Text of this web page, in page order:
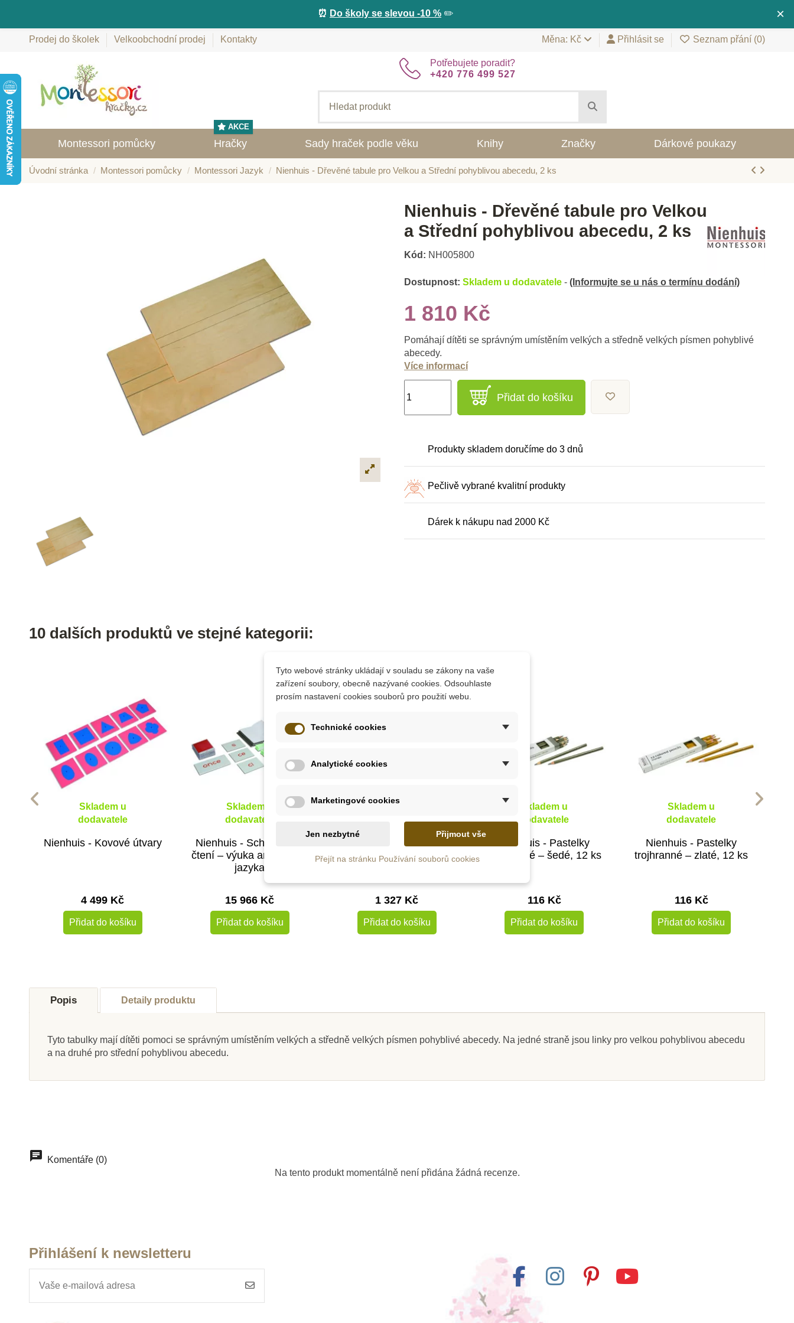
×
⏰ Do školy se slevou -10 % ✏️
Prodej do školek Velkoobchodní prodej Kontakty Měna: Kč Přihlásit se Seznam přání (0)
Potřebujete poradit?
+420 776 499 527
Montessori pomůcky Hračky
AKCE
Sady hraček podle věku Knihy Značky Dárkové poukazy
Úvodní stránka Montessori pomůcky Montessori Jazyk Nienhuis - Dřevěné tabule pro Velkou a Střední pohyblivou abecedu, 2 ks
Nienhuis - Dřevěné tabule pro Velkou
a Střední pohyblivou abecedu, 2 ks
Kód: NH005800
Dostupnost: Skladem u dodavatele - (Informujte se u nás o termínu dodání)
1 810 Kč
Pomáhají dítěti se správným umístěním velkých a středně velkých písmen pohyblivé
abecedy.
Více informací
Přidat do košíku
Produkty skladem doručíme do 3 dnů
Pečlivě vybrané kvalitní produkty
Dárek k nákupu nad 2000 Kč
10 dalších produktů ve stejné kategorii:
Skladem u
dodavatele
Nienhuis - Kovové útvary
4 499 Kč
Přidat do košíku
Skladem u
dodavatele
Nienhuis - Schéma pro
čtení – výuka anglického
jazyka
15 966 Kč
Přidat do košíku
Skladem u
dodavatele
Nienhuis - Větný rozbor -
sada šipek a barevných
1 327 Kč
Přidat do košíku
Skladem u
dodavatele
Nienhuis - Pastelky
trojhranné – šedé, 12 ks
116 Kč
Přidat do košíku
Skladem u
dodavatele
Nienhuis - Pastelky
trojhranné – zlaté, 12 ks
116 Kč
Přidat do košíku
jazyce
Popis Detaily produktu
Tyto tabulky mají dítěti pomoci se správným umístěním velkých a středně velkých písmen pohyblivé abecedy. Na jedné straně jsou linky pro velkou pohyblivou abecedu
a na druhé pro střední pohyblivou abecedu.
Komentáře (0)
Na tento produkt momentálně není přidána žádná recenze.
Přihlášení k newsletteru
Tyto webové stránky ukládají v souladu se zákony na vaše
zařízení soubory, obecně nazývané cookies. Odsouhlaste
prosím nastavení cookies souborů pro použití webu.
Technické cookies
Analytické cookies
Marketingové cookies
Jen nezbytné Přijmout vše
Přejít na stránku Používání souborů cookies